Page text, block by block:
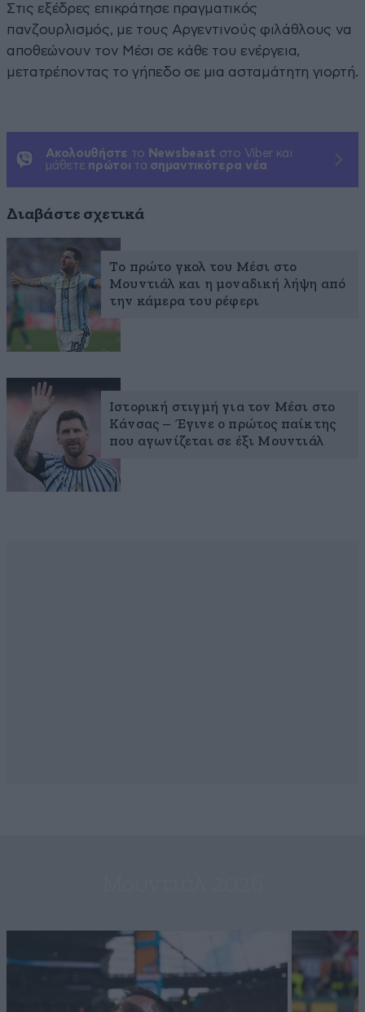
Στις εξέδρες επικράτησε πραγματικός
πανζουρλισμός, με τους Αργεντινούς φιλάθλους να
αποθεώνουν τον Μέσι σε κάθε του ενέργεια,
μετατρέποντας το γήπεδο σε μια ασταμάτητη γιορτή.
Ακολουθήστε το Newsbeast στο Viber και
μάθετε πρώτοι τα σημαντικότερα νέα
Διαβάστε σχετικά
Το πρώτο γκολ του Μέσι στο
Μουντιάλ και η μοναδική λήψη από
την κάμερα του ρέφερι
Ιστορική στιγμή για τον Μέσι στο
Κάνσας – Έγινε ο πρώτος παίκτης
που αγωνίζεται σε έξι Μουντιάλ